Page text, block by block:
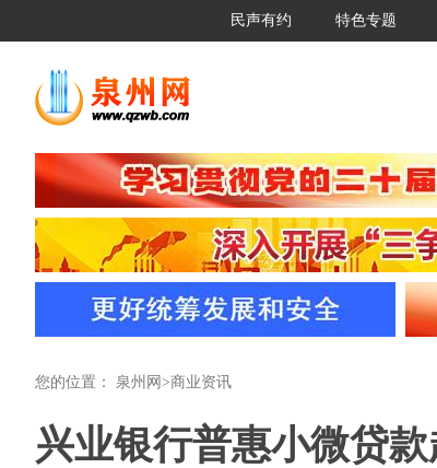
民声有约 特色专题
您的位置： 泉州网 >商业资讯
兴业银行普惠小微贷款